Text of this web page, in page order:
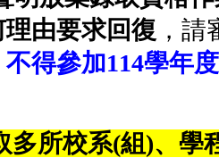
由要求回復 ，
得參加114學年
多所校系(組)、學